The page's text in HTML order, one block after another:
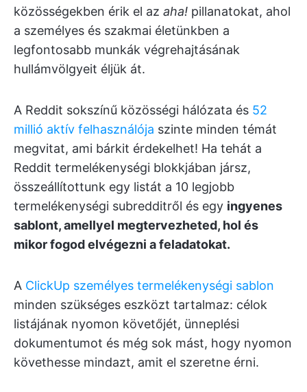
közösségekben érik el az aha! pillanatokat, ahol
a személyes és szakmai életünkben a
legfontosabb munkák végrehajtásának
hullámvölgyeit éljük át.
A Reddit sokszínű közösségi hálózata és 52
millió aktív felhasználója szinte minden témát
megvitat, ami bárkit érdekelhet! Ha tehát a
Reddit termelékenységi blokkjában jársz,
összeállítottunk egy listát a 10 legjobb
termelékenységi subredditről és egy ingyenes
sablont, amellyel megtervezheted, hol és
mikor fogod elvégezni a feladatokat.
A ClickUp személyes termelékenységi sablon
minden szükséges eszközt tartalmaz: célok
listájának nyomon követőjét, ünneplési
dokumentumot és még sok mást, hogy nyomon
követhesse mindazt, amit el szeretne érni.